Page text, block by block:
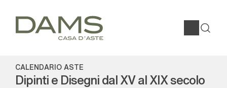
CALENDARIO ASTE
Dipinti e Disegni dal XV al XIX secolo